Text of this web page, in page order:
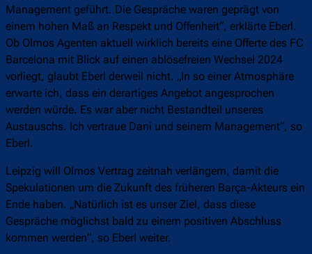
Management geführt. Die Gespräche waren geprägt von
einem hohen Maß an Respekt und Offenheit“, erklärte Eberl.
Ob Olmos Agenten aktuell wirklich bereits eine Offerte des FC
Barcelona mit Blick auf einen ablösefreien Wechsel 2024
vorliegt, glaubt Eberl derweil nicht. „In so einer Atmosphäre
erwarte ich, dass ein derartiges Angebot angesprochen
werden würde. Es war aber nicht Bestandteil unseres
Austauschs. Ich vertraue Dani und seinem Management“, so
Eberl.
Leipzig will Olmos Vertrag zeitnah verlängern, damit die
Spekulationen um die Zukunft des früheren Barça-Akteurs ein
Ende haben. „Natürlich ist es unser Ziel, dass diese
Gespräche möglichst bald zu einem positiven Abschluss
kommen werden“, so Eberl weiter.